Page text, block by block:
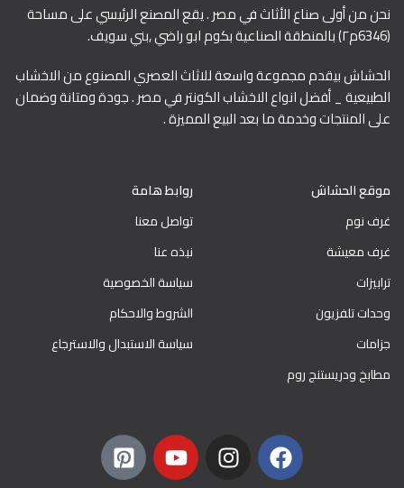
نحن من أولى صناع الأثاث في مصر . يقع المصنع الرئيسي على مساحة
(6346م٢) بالمنطقة الصناعية بكوم ابو راضي ,بني سويف.
الحشاش بيقدم مجموعة واسعة للاثاث العصري المصنوع من الاخشاب
الطبيعية _ أفضل انواع الاخشاب الكونتر في مصر . جودة ومتانة وضمان
على المنتجات وخدمة ما بعد البيع المميزة .
موقع الحشاش
غرف نوم
غرف معيشة
ترابيزات
وحدات تلفزيون
جزامات
مطابخ ودريستنج روم
روابط هامة
تواصل معنا
نبذه عنا
سياسة الخصوصية
الشروط والاحكام
سياسة الاستبدال والاسترجاع